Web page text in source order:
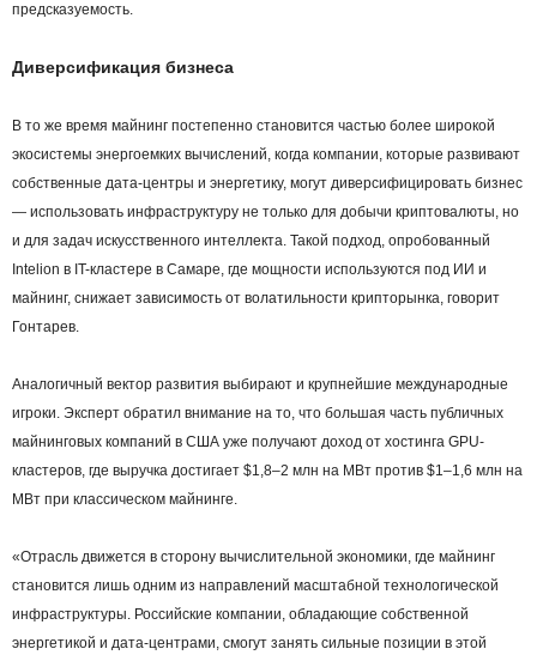
предсказуемость.
Диверсификация бизнеса
В то же время майнинг постепенно становится частью более широкой
экосистемы энергоемких вычислений, когда компании, которые развивают
собственные дата-центры и энергетику, могут диверсифицировать бизнес
— использовать инфраструктуру не только для добычи криптовалюты, но
и для задач искусственного интеллекта. Такой подход, опробованный
Intelion в IT-кластере в Самаре, где мощности используются под ИИ и
майнинг, снижает зависимость от волатильности крипторынка, говорит
Гонтарев.
Аналогичный вектор развития выбирают и крупнейшие международные
игроки. Эксперт обратил внимание на то, что большая часть публичных
майнинговых компаний в США уже получают доход от хостинга GPU-
кластеров, где выручка достигает $1,8–2 млн на МВт против $1–1,6 млн на
МВт при классическом майнинге.
«Отрасль движется в сторону вычислительной экономики, где майнинг
становится лишь одним из направлений масштабной технологической
инфраструктуры. Российские компании, обладающие собственной
энергетикой и дата-центрами, смогут занять сильные позиции в этой